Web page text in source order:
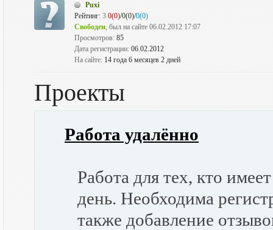
Puxi
Рейтинг: 3 0(0)/0(0)/0(0)
Свободен, был на сайте 06.02.2012 17:07
Просмотров: 85
Дата регистрации: 06.02.2012
На сайте: 14 года 6 месяцев 2 дней
Проекты
Работа удалённо
Работа для тех, кто
день. Необходима
также добавление